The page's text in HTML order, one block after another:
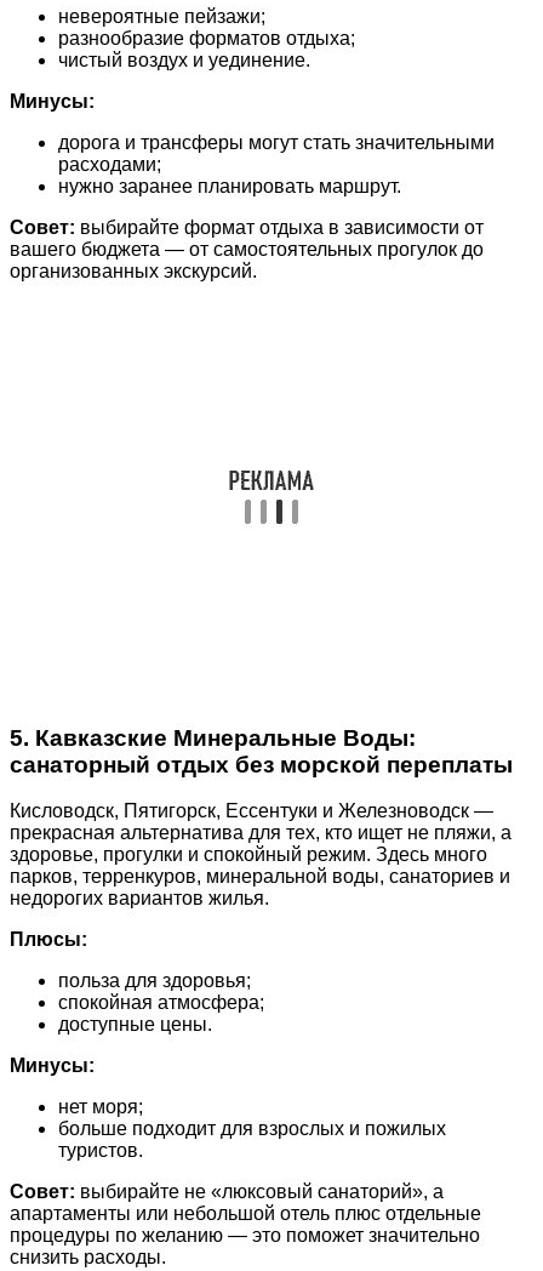
невероятные пейзажи;
разнообразие форматов отдыха;
чистый воздух и уединение.
Минусы:
дорога и трансферы могут стать значительными
расходами;
нужно заранее планировать маршрут.
Совет: выбирайте формат отдыха в зависимости от
вашего бюджета — от самостоятельных прогулок до
организованных экскурсий.
5. Кавказские Минеральные Воды:
санаторный отдых без морской переплаты
Кисловодск, Пятигорск, Ессентуки и Железноводск —
прекрасная альтернатива для тех, кто ищет не пляжи, а
здоровье, прогулки и спокойный режим. Здесь много
парков, терренкуров, минеральной воды, санаториев и
недорогих вариантов жилья.
Плюсы:
польза для здоровья;
спокойная атмосфера;
доступные цены.
Минусы:
нет моря;
больше подходит для взрослых и пожилых
туристов.
Совет: выбирайте не «люксовый санаторий», а
апартаменты или небольшой отель плюс отдельные
процедуры по желанию — это поможет значительно
снизить расходы.